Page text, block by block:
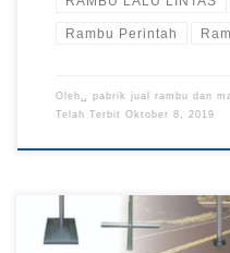
Rambu Perintah
Oleh␣ pabrik jual rambu dan
Telah Terbit Oktober 8, 2019